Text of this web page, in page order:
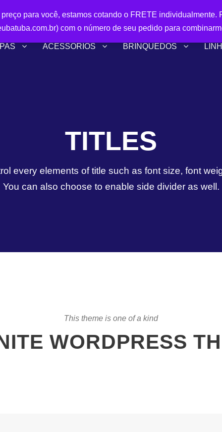
ACESSÓRIOS BRINQUEDOS
TITLES
every elements of title such as font size, font
You can also choose to enable side divider as well.
This theme is one of a kind
WORDPRESS
para você, estamos cotando o FRETE
com o número de seu pedido para